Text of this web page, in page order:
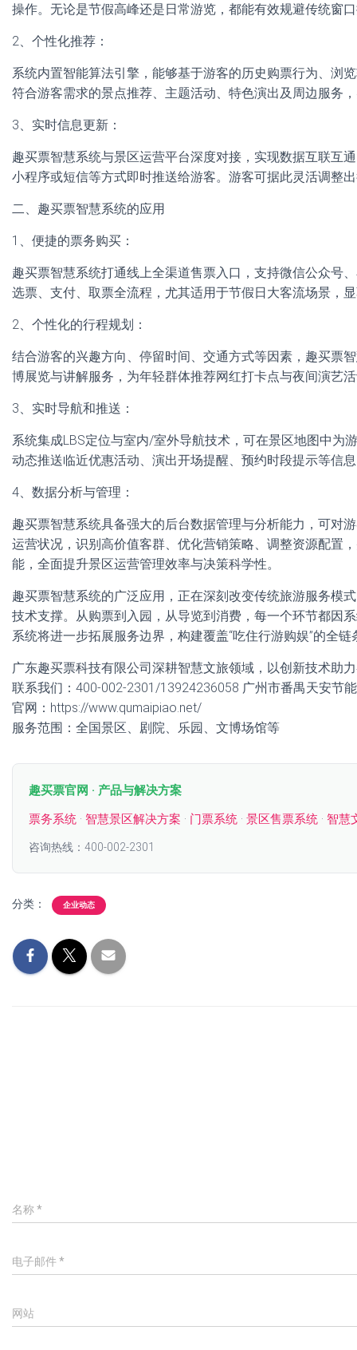
操作。无论是节假高峰还是日常游览，都能有效规避传统窗
2、个性化推荐：
系统内置智能算法引擎，能够基于游客的历史购票行为、浏
符合游客需求的景点推荐、主题活动、特色演出及周边服务
3、实时信息更新：
趣买票智慧系统与景区运营平台深度对接，实现数据互联互
小程序或短信等方式即时推送给游客。游客可据此灵活调整
二、趣买票智慧系统的应用
1、便捷的票务购买：
趣买票智慧系统打通线上全渠道售票入口，支持微信公众号
选票、支付、取票全流程，尤其适用于节假日大客流场景，
2、个性化的行程规划：
结合游客的兴趣方向、停留时间、交通方式等因素，趣买票
博展览与讲解服务，为年轻群体推荐网红打卡点与夜间演艺
3、实时导航和推送：
系统集成LBS定位与室内/室外导航技术，可在景区地图中为
动态推送临近优惠活动、演出开场提醒、预约时段提示等信
4、数据分析与管理：
趣买票智慧系统具备强大的后台数据管理与分析能力，可对
运营状况，识别高价值客群、优化营销策略、调整资源配置
能，全面提升景区运营管理效率与决策科学性。
趣买票智慧系统的广泛应用，正在深刻改变传统旅游服务模
技术支撑。从购票到入园，从导览到消费，每一个环节都因
系统将进一步拓展服务边界，构建覆盖“吃住行游购娱”的全
广东趣买票科技有限公司深耕智慧文旅领域，以创新技术助
联系我们：400-002-2301/13924236058 广州市番禺天安节
官网：https://www.qumaipiao.net/
服务范围：全国景区、剧院、乐园、文博场馆等
趣买票官网 · 产品与解决方案
票务系统 · 智慧景区解决方案 · 门票系统 · 景区售票系统 · 智慧
咨询热线：400-002-2301
分类： 企业动态
名称*
电子邮件 *
网站